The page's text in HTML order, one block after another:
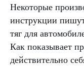
Некоторые
инструкции
тяг для
Как показывает
действительно